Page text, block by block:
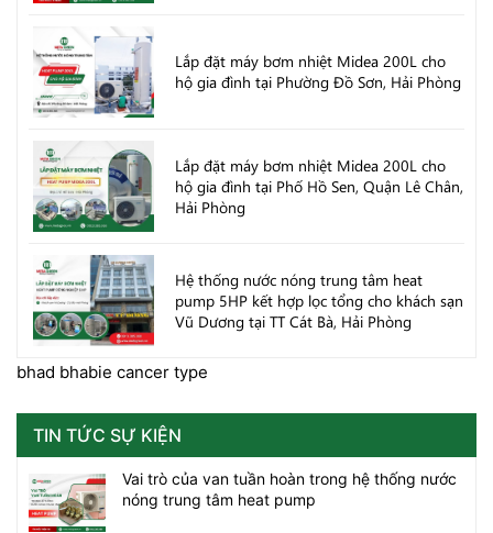
Lắp đặt máy bơm nhiệt Midea 200L cho
hộ gia đình tại Phường Đồ Sơn, Hải Phòng
Lắp đặt máy bơm nhiệt Midea 200L cho
hộ gia đình tại Phố Hồ Sen, Quận Lê Chân,
Hải Phòng
Hệ thống nước nóng trung tâm heat
pump 5HP kết hợp lọc tổng cho khách sạn
Vũ Dương tại TT Cát Bà, Hải Phòng
bhad bhabie cancer type
TIN TỨC SỰ KIỆN
Vai trò của van tuần hoàn trong hệ thống nước
nóng trung tâm heat pump